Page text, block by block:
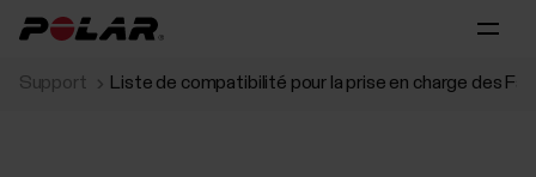
Support Liste de compatibilité pour la prise en charge des